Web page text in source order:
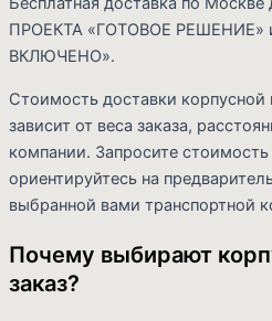
Cart
ПРОЕКТА «ГОТОВОЕ РЕШЕНИЕ»
ВКЛЮЧЕНО».
Стоимость доставки
зависит от веса заказа,
компании. Запросите
ориентируйтесь на
выбранной вами транспортной
Почему выбирают
заказ?